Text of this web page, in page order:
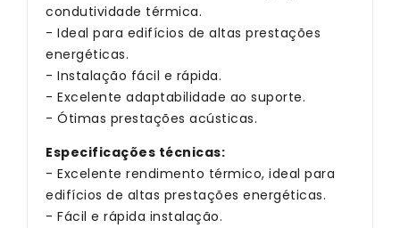
condutividade térmica.
- Ideal para edifícios de altas prestações
energéticas.
- Instalação fácil e rápida.
- Excelente adaptabilidade ao suporte.
- Ótimas prestações acústicas.
Especificações técnicas:
- Excelente rendimento térmico, ideal para
edifícios de altas prestações energéticas.
- Fácil e rápida instalação.